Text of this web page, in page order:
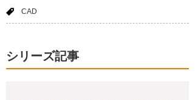
CAD
シリーズ記事